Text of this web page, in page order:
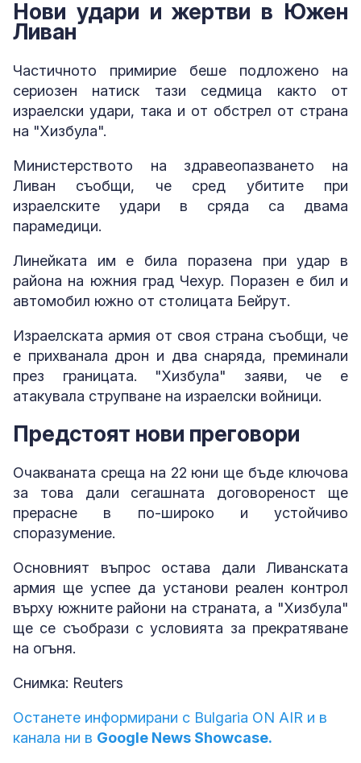
Нови удари и жертви в Южен
Ливан
Частичното примирие беше подложено на
сериозен натиск тази седмица както от
израелски удари, така и от обстрел от страна
на "Хизбула".
Министерството на здравеопазването на
Ливан съобщи, че сред убитите при
израелските удари в сряда са двама
парамедици.
Линейката им е била поразена при удар в
района на южния град Чехур. Поразен е бил и
автомобил южно от столицата Бейрут.
Израелската армия от своя страна съобщи, че
е прихванала дрон и два снаряда, преминали
през границата. "Хизбула" заяви, че е
атакувала струпване на израелски войници.
Предстоят нови преговори
Очакваната среща на 22 юни ще бъде ключова
за това дали сегашната договореност ще
прерасне в по-широко и устойчиво
споразумение.
Основният въпрос остава дали Ливанската
армия ще успее да установи реален контрол
върху южните райони на страната, а "Хизбула"
ще се съобрази с условията за прекратяване
на огъня.
Снимка: Reuters
Останете информирани с Bulgaria ON AIR и в
канала ни в Google News Showcase.